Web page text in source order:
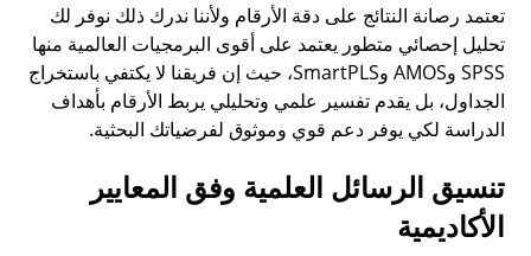
تعتمد رصانة النتائج على دقة الأرقام ولأننا ندرك ذلك نوفر لك
تحليل إحصائي متطور يعتمد على أقوى البرمجيات العالمية منها
SPSS وAMOS وSmartPLS، حيث إن فريقنا لا يكتفي باستخراج
الجداول، بل يقدم تفسير علمي وتحليلي يربط الأرقام بأهداف
الدراسة لكي يوفر دعم قوي وموثوق لفرضياتك البحثية.
تنسيق الرسائل العلمية وفق المعايير
الأكاديمية